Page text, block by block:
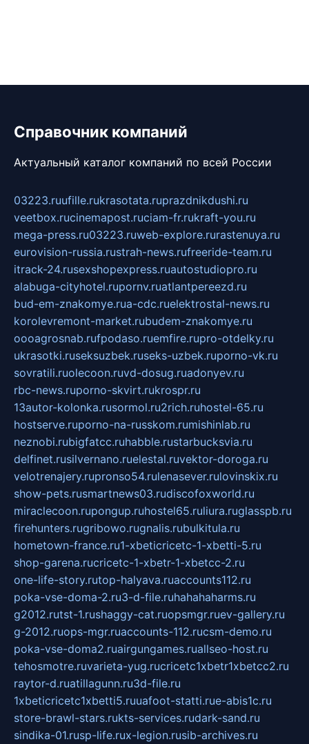
Справочник компаний
Актуальный каталог компаний по всей России
03223.ruufille.rukrasotata.ruprazdnikdushi.ru
veetbox.rucinemapost.ruciam-fr.rukraft-you.ru
mega-press.ru03223.ruweb-explore.rurastenuya.ru
eurovision-russia.rustrah-news.rufreeride-team.ru
itrack-24.rusexshopexpress.ruautostudiopro.ru
alabuga-cityhotel.rupornv.ruatlantpereezd.ru
bud-em-znakomye.rua-cdc.ruelektrostal-news.ru
korolevremont-market.rubudem-znakomye.ru
oooagrosnab.rufpodaso.ruemfire.rupro-otdelky.ru
ukrasotki.ruseksuzbek.ruseks-uzbek.ruporno-vk.ru
sovratili.ruolecoon.ruvd-dosug.ruadonyev.ru
rbc-news.ruporno-skvirt.rukrospr.ru
13autor-kolonka.rusormol.ru2rich.ruhostel-65.ru
hostserve.ruporno-na-russkom.rumishinlab.ru
neznobi.rubigfatcc.ruhabble.rustarbucksvia.ru
delfinet.rusilvernano.ruelestal.ruvektor-doroga.ru
velotrenajery.rupronso54.rulenasever.rulovinskix.ru
show-pets.rusmartnews03.rudiscofoxworld.ru
miraclecoon.rupongup.ruhostel65.ruliura.ruglasspb.ru
firehunters.rugribowo.rugnalis.rubulkitula.ru
hometown-france.ru1-xbeticricetc-1-xbetti-5.ru
shop-garena.rucricetc-1-xbetr-1-xbetcc-2.ru
one-life-story.rutop-halyava.ruaccounts112.ru
poka-vse-doma-2.ru3-d-file.ruhahahaharms.ru
g2012.rutst-1.rushaggy-cat.ruopsmgr.ruev-gallery.ru
g-2012.ruops-mgr.ruaccounts-112.rucsm-demo.ru
poka-vse-doma2.ruairgungames.ruallseo-host.ru
tehosmotre.ruvarieta-yug.rucricetc1xbetr1xbetcc2.ru
raytor-d.ruatillagunn.ru3d-file.ru
1xbeticricetc1xbetti5.ruuafoot-statti.rue-abis1c.ru
store-brawl-stars.rukts-services.rudark-sand.ru
sindika-01.rusp-life.rux-legion.rusib-archives.ru